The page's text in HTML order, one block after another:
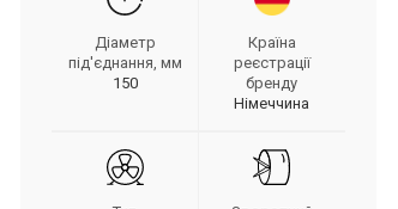
Діаметр
під'єднання, мм
150
Країна
реєстрації
бренду
Німеччина